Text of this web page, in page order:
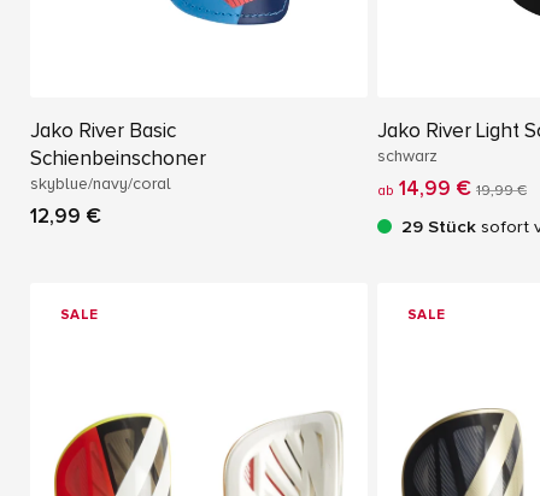
Jako River Basic
Schienbeinschoner
skyblue/navy/coral
12,99 €
Jako River Light
schwarz
ab 14,99 € 19,99 €
29 Stück sofort
SALE SALE